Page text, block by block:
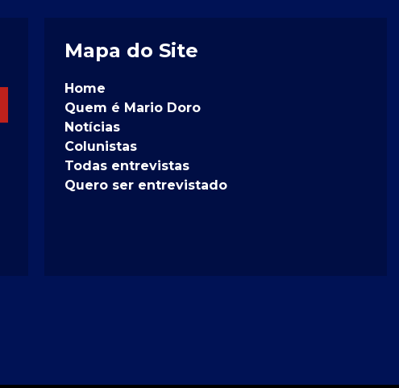
Mapa do Site
Home
Quem é Mario Doro
Notícias
Colunistas
Todas entrevistas
Quero ser entrevistado